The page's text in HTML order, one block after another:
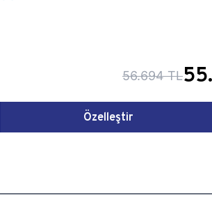
56.694 TL
Özelleştir